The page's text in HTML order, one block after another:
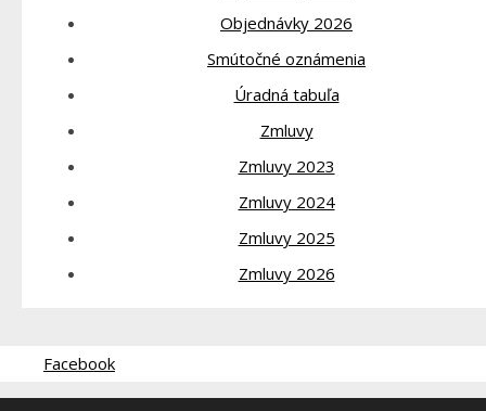
Objednávky 2026
Smútočné oznámenia
Úradná tabuľa
Zmluvy
Zmluvy 2023
Zmluvy 2024
Zmluvy 2025
Zmluvy 2026
Facebook